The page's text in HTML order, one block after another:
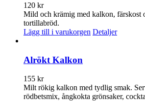
120 kr
Mild och krämig med kalkon, färskost
tortillabröd.
Lägg till i varukorgen Detaljer
Alrökt Kalkon
155 kr
Milt rökig kalkon med tydlig smak.
rödbetsmix, ångkokta grönsaker,